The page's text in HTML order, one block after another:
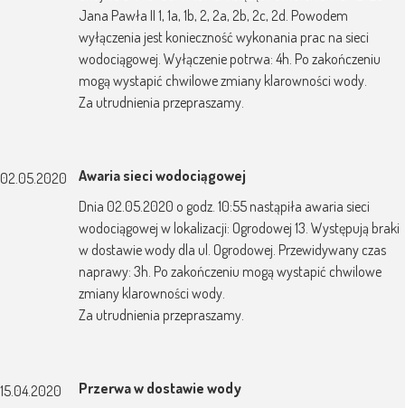
Jana Pawła II 1, 1a, 1b, 2, 2a, 2b, 2c, 2d. Powodem
wyłączenia jest konieczność wykonania prac na sieci
wodociągowej. Wyłączenie potrwa: 4h. Po zakończeniu
mogą wystapić chwilowe zmiany klarowności wody.
Za utrudnienia przepraszamy.
02.05.2020
Awaria sieci wodociągowej
Dnia 02.05.2020 o godz. 10:55 nastąpiła awaria sieci
wodociągowej w lokalizacji: Ogrodowej 13. Występują braki
w dostawie wody dla ul. Ogrodowej. Przewidywany czas
naprawy: 3h. Po zakończeniu mogą wystapić chwilowe
zmiany klarowności wody.
Za utrudnienia przepraszamy.
15.04.2020
Przerwa w dostawie wody